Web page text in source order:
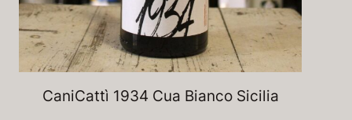
CaniCattì 1934 Cua Bianco Sicilia